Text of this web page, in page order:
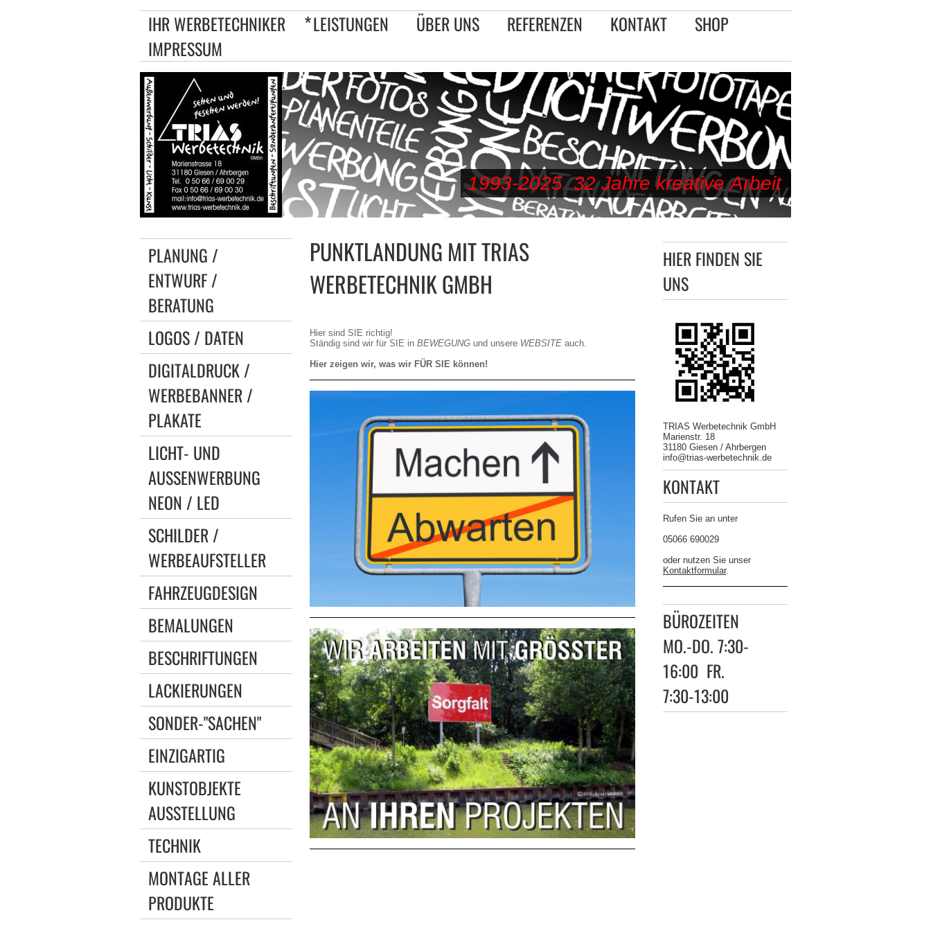
IHR WERBETECHNIKER LEISTUNGEN ÜBER UNS REFERENZEN KONTAKT
SHOP
IMPRESSUM
1993-2025 32 Jahre kreative Arbeit
PLANUNG /
ENTWURF /
BERATUNG
LOGOS / DATEN
DIGITALDRUCK /
WERBEBANNER /
PLAKATE
LICHT- UND
AUSSENWERBUNG N
EON / LED
SCHILDER /
WERBEAUFSTELLER
FAHRZEUGDESIGN
BEMALUNGEN
BESCHRIFTUNGEN
LACKIERUNGEN
SONDER-"SACHEN"
EINZIGARTIG
KUNSTOBJEKTE
AUSSTELLUNG
TECHNIK
MONTAGE ALLER
PRODUKTE
PUNKTLANDUNG MIT TRIAS
WERBETECHNIK GMBH
Hier sind SIE richtig!
Ständig sind wir für SIE in BEWEGUNG und unsere WEBSITE auch.
Hier zeigen wir, was wir FÜR SIE können!
HIER FINDEN SIE
UNS
TRIAS Werbetechnik GmbH
Marienstr. 18
31180 Giesen / Ahrbergen
info@trias-werbetechnik.de
KONTAKT
Rufen Sie an unter
05066 690029
oder nutzen Sie unser
Kontaktformular.
BÜROZEITEN
MO.-DO. 7:30-
16:00 FR.
7:30-13:00